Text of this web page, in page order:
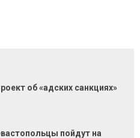
об «адских санкциях»
пойдут на